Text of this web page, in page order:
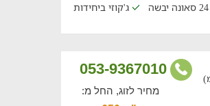
24 סאונה יבשה
ג'קוזי ביחידות
053-9367010
מחיר לזוג, החל מ: